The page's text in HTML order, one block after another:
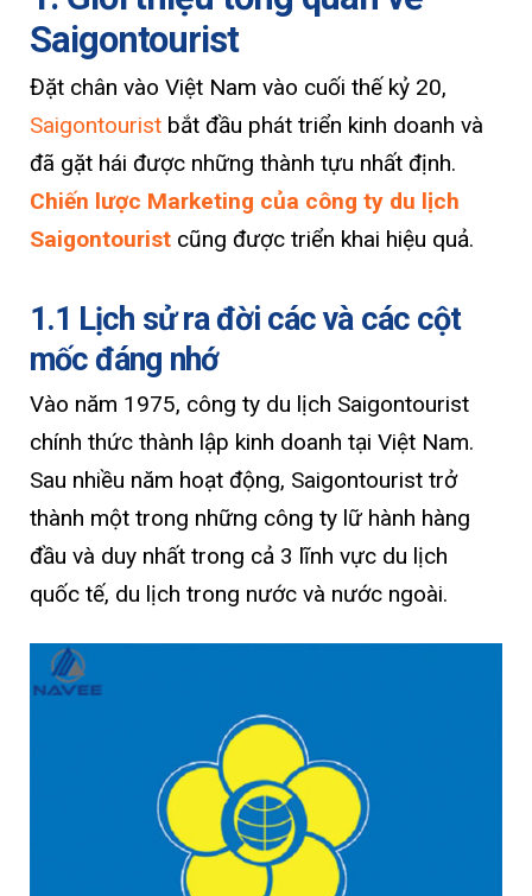
Saigontourist
Đặt chân vào Việt Nam vào cuối thế kỷ 20,
Saigontourist bắt đầu phát triển kinh doanh và
đã gặt hái được những thành tựu nhất định.
Chiến lược Marketing của công ty du lịch
Saigontourist cũng được triển khai hiệu quả.
1.1 Lịch sử ra đời các và các cột
mốc đáng nhớ
Vào năm 1975, công ty du lịch Saigontourist
chính thức thành lập kinh doanh tại Việt Nam.
Sau nhiều năm hoạt động, Saigontourist trở
thành một trong những công ty lữ hành hàng
đầu và duy nhất trong cả 3 lĩnh vực du lịch
quốc tế, du lịch trong nước và nước ngoài.